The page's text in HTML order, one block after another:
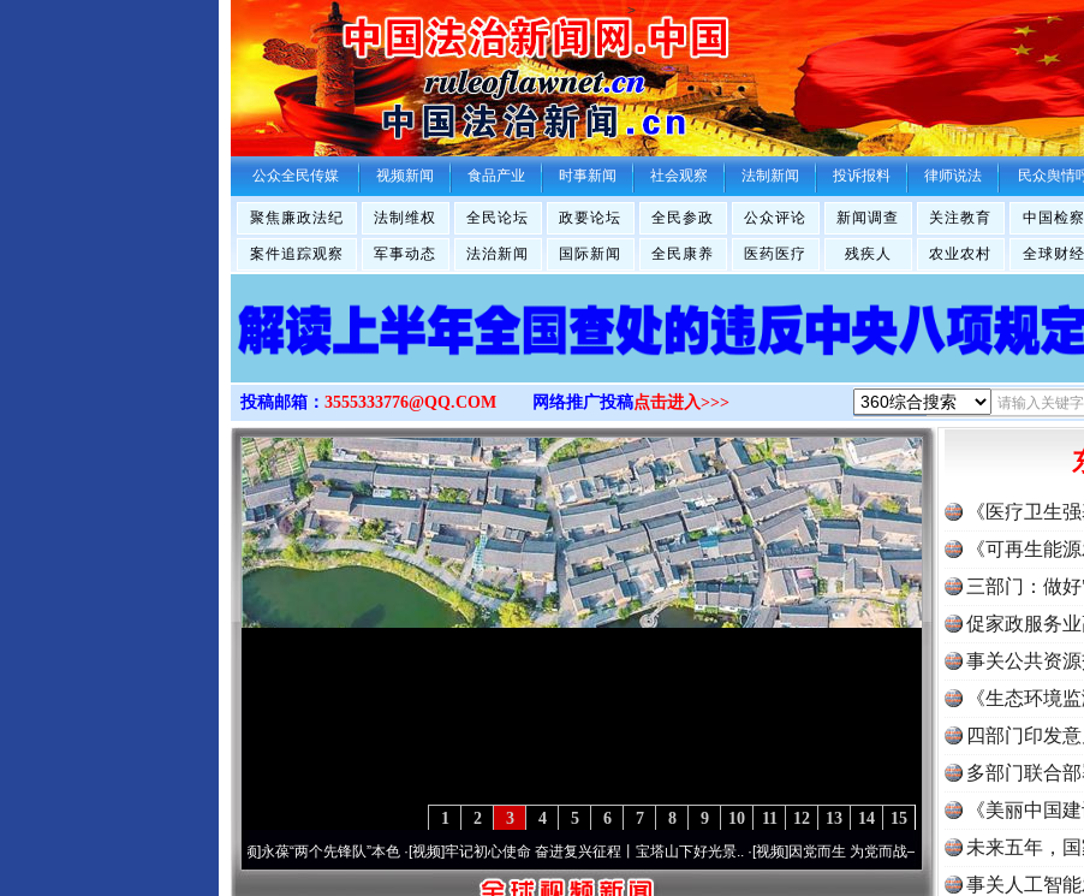
>
公众全民传媒 视频新闻 食品产业 时事新闻 社会观察 法制新闻 投诉报料 律师说法 民众舆情
聚焦廉政法纪 法制维权 全民论坛 政要论坛 全民参政 公众评论 新闻调查 关注教育 中国检
案件追踪观察 军事动态 法治新闻 国际新闻 全民康养 医药医疗 残疾人 农业农村 全球财
投稿邮箱： 3555333776@QQ.COM 网络推广投稿点击进入>>>
15
14
13
12
11
10
9
8
7
6
5
4
3
2
1
永葆“两个先锋队”本色·[视频]牢记初心使命 奋进复兴征程丨宝塔山下好光景..·[视频]因党而生 为党而战——百年“纪”事⑧加强纪律..·[视频] 牢
《医疗卫生
《可再生能
三部门：做
促家政服务
事关公共资
《生态环境
读
四部门印发
多部门联合
《美丽中国
未来五年，
事关人工智